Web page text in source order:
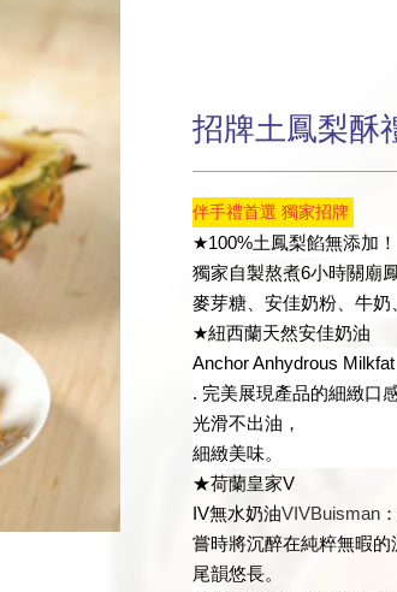
招牌土鳳梨酥
伴手禮首選 獨家招牌
★100%土鳳梨餡無添加！
獨家自製熬煮6小時關廟
麥芽糖、安佳奶粉、牛奶
★紐西蘭天然安佳奶油
Anchor Anhydrous Milkfat
. 完美展現產品的細緻口
光滑不出油，
細緻美味。
★荷蘭皇家V
IV無水奶油VIVBuisman
嘗時將沉醉在純粹無暇的
尾韻悠長。